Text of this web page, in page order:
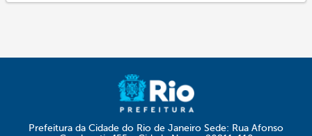
Prefeitura da Cidade do Rio de Janeiro Sede: Rua Afonso